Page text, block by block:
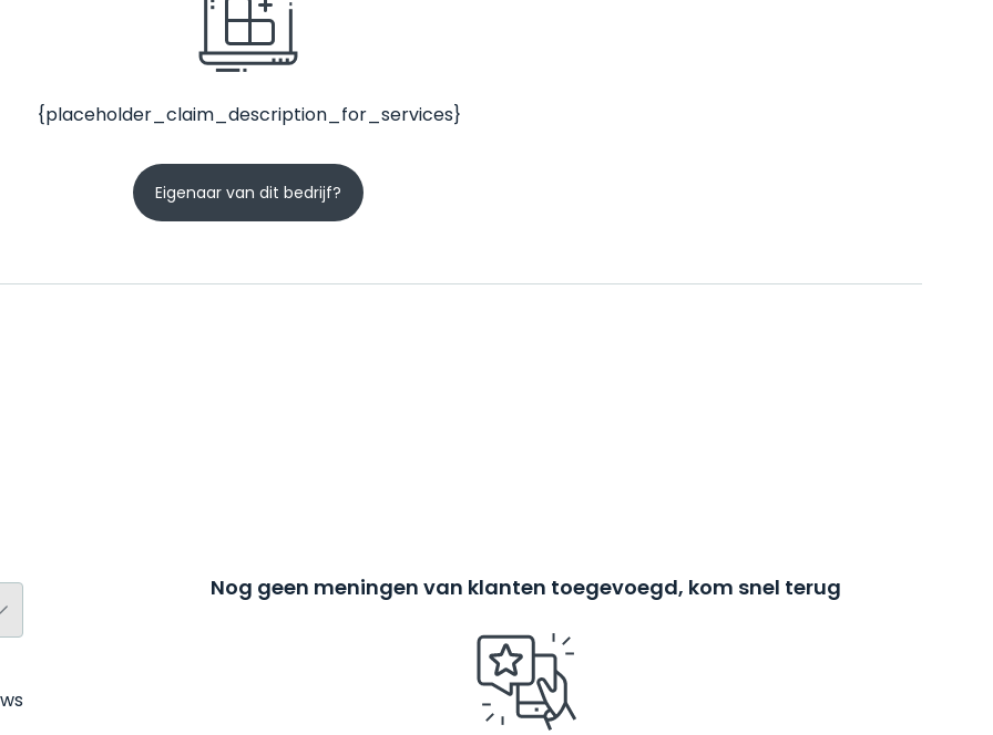
{placeholder_claim_description_for_services}
Eigenaar van dit bedrijf?
Nog geen meningen van klanten toegevoegd, kom snel terug